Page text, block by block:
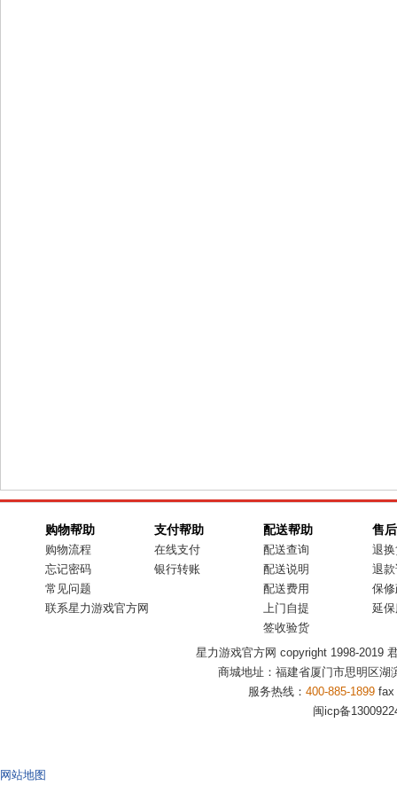
购物帮助
购物流程
忘记密码
常见问题
联系星力游戏官方网
支付帮助
在线支付
银行转账
配送帮助
配送查询
配送说明
配送费用
上门自提
签收验货
售
退
退
保
延
星力游戏官方网 copyright 1998-2019
商城地址：福建省厦门市思明区湖
服务热线： 400-885-1899fax
闽icp备
网站地图